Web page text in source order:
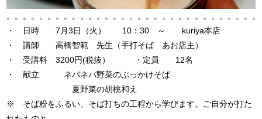
。。。。。。。。。。。。。。。。。。。。。。。。。。。。。。
・ 日時 7月3日（火） 10：30 ～ kuriya本店
・ 講師 高橋智範 先生（手打そば あお店主）
・ 受講料 3200円(税抜） ・定員 12名
・ 献立 ネバネバ野菜のぶっかけそば
夏野菜の胡桃和え
※ そば粉をふるい、そば打ちの工程から学びます。ご自分が打た